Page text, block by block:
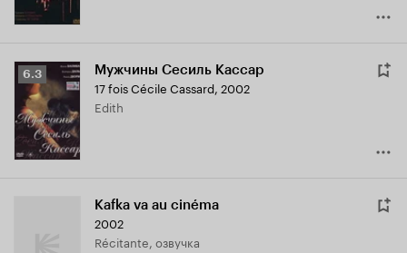
Рейтинг
Кинопоиска
6.3
6.3 Мужчины Сесиль Кассар
17 fois Cécile Cassard, 2002
Edith
Kafka va au cinéma
2002
Récitante, озвучка